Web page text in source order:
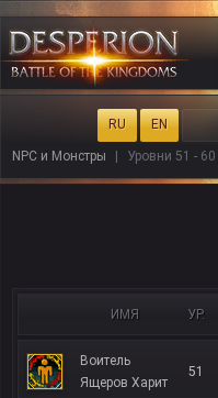
RU EN
NPC и Монстры Уровни 51 - 60
ИМЯ УР.
Воитель
Ящеров Харит
51